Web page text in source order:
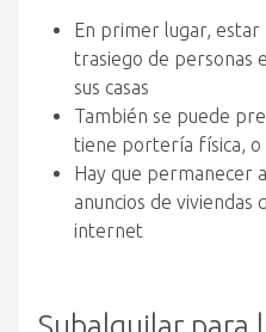
En primer lugar,
trasiego de personas
sus casas
También se puede
tiene portería física, o
Hay que permanecer
anuncios de viviendas
internet